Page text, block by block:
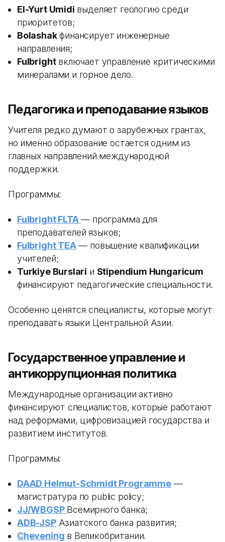
El-Yurt Umidi выделяет геологию среди
приоритетов;
Bolashakфинансирует инженерные
направления;
Fulbrightвключает управление критическими
минералами и горное дело.
Педагогика и преподавание языков
Учителя редко думают о зарубежных грантах,
но именно образование остается одним из
главных направлений международной
поддержки.
Программы:
Fulbright FLTA — программа для
преподавателей языков;
Fulbright TEA— повышение квалификации
учителей;
Turkiye Burslari и Stipendium Hungaricum
финансируют педагогические специальности.
Особенно ценятся специалисты, которые могут
преподавать языки Центральной Азии.
Государственное управление и
антикоррупционная политика
Международные организации активно
финансируют специалистов, которые работают
над реформами, цифровизацией государства и
развитием институтов.
Программы:
DAAD Helmut-Schmidt Programme—
магистратура по public policy;
JJ/WBGSP Всемирного банка;
ADB-JSPАзиатского банка развития;
Chevening в Великобритании.